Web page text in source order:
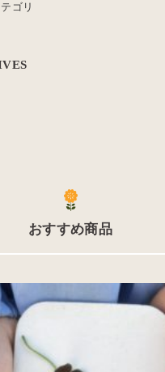
ゴリ
おすすめ商品